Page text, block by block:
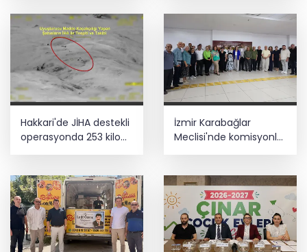
Hakkari'de JİHA destekli
operasyonda 253 kilo
esrar ele geçirildi
İzmir Karabağlar
Meclisi'nde komisyonlar
yeniden şekillendi